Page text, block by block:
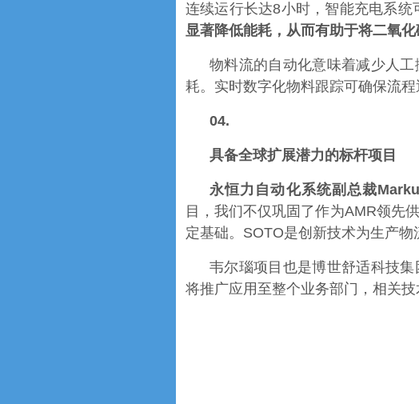
连续运行长达8小时，智能充电系
显著降低能耗，从而有助于将二氧化
物料流的自动化意味着减少人
耗。实时数字化物料跟踪可确保流程
04.
具备全球扩展潜力的标杆项目
永恒力自动化系统副总裁
目，我们不仅巩固了作为AMR领先
定基础。SOTO是创新技术为生产
韦尔瑙项目也是博世舒适科技
将推广应用至整个业务部门，相关技